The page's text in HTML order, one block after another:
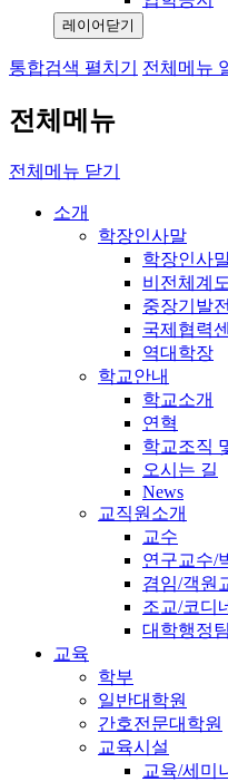
레이어닫기
통합검색 펼치기 전체메뉴
전체메뉴
전체메뉴 닫기
소개
학장인사말
학장인사
비전체계도
중장기발
국제협력
역대학장
학교안내
학교소개
연혁
학교조직
오시는 길
News
교직원소개
교수
연구교수/
겸임/객원
조교/코디
대학행정팀
교육
학부
일반대학원
간호전문대학원
교육시설
교육/세미